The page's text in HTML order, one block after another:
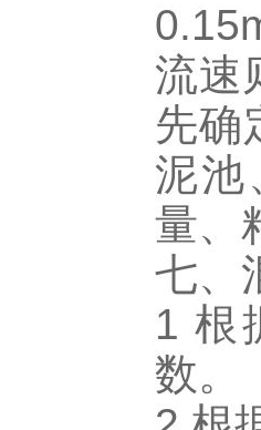
流速
先确
泥池
量、
七、
1 根
数。